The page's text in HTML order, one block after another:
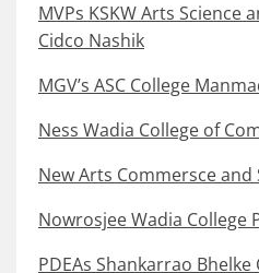
MVPs KSKW Arts Science
Cidco Nashik
MGV’s ASC College
Ness Wadia College of
New Arts Commersce and
Nowrosjee Wadia College
PDEAs Shankarrao